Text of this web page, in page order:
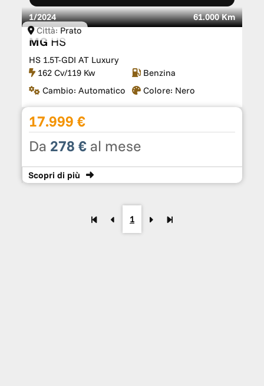
Città: Prato
1/2024 61.000 Km
MG HS
HS 1.5T-GDI AT Luxury
162 Cv/119 Kw
Benzina
Cambio: Automatico Colore: Nero
17.999 €
Da 278 € al mese
Scopri di più
1
RICHIEDI UNA VETTURA